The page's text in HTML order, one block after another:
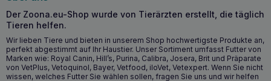
6 mit Biotin und Vitaminen kaufen?
APTUS Omega Oil 250ml Omega 3 und 6 mit Biotin und
Vitaminenist ein umfassendes Nahrungsergänzungsmittel
zur Unterstützung der Gesundheit Ihres Tieres. Es bietet
nicht nur Unterstützung für dieHaut, das Fell und die
Krallen, sondern trägt auch zum guten Funktionieren der
Der Zoona.eu-Shop wurde von Tierärzten erstellt, die täglich
Tieren helfen.
Wir lieben Tiere und bieten in unserem Shop hochwertigste Produkte an,
perfekt abgestimmt auf Ihr Haustier. Unser Sortiment umfasst Futter von
Marken wie: Royal Canin, Hill’s, Purina, Calibra, Josera, Brit und Präparate
von VetPlus, Vetoquinol, Bayer, Vetfood, iloVet, Vetexpert. Wenn Sie nicht
wissen, welches Futter Sie wählen sollen, fragen Sie uns und wir helfen